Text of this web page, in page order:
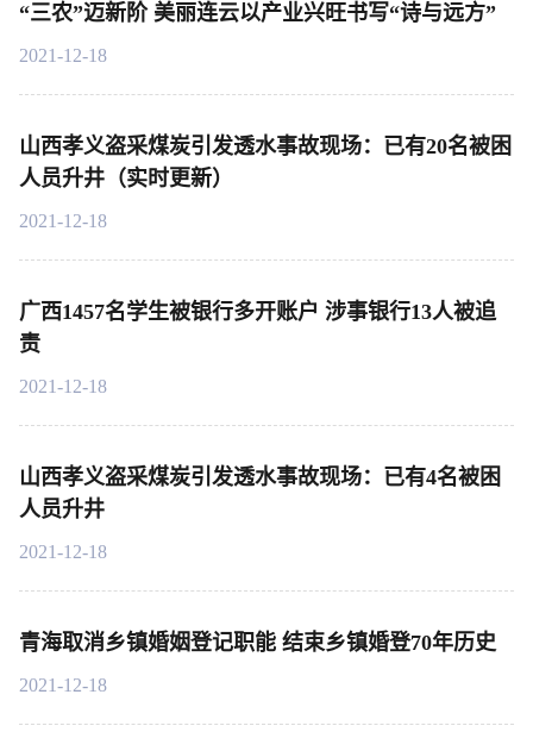
“三农”迈新阶 美丽连云以产业兴旺书写“诗与远方”
2021-12-18
山西孝义盗采煤炭引发透水事故现场：已有20名被困
人员升井（实时更新）
2021-12-18
广西1457名学生被银行多开账户 涉事银行13人被追
责
2021-12-18
山西孝义盗采煤炭引发透水事故现场：已有4名被困
人员升井
2021-12-18
青海取消乡镇婚姻登记职能 结束乡镇婚登70年历史
2021-12-18